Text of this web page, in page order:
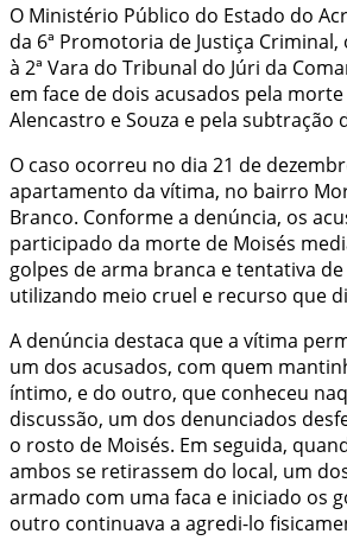
O Ministério Público do Estado do
da 6ª Promotoria de Justiça
à 2ª Vara do Tribunal do Júri da
em face de dois acusados pela
Alencastro e Souza e pela subtração
O caso ocorreu no dia 21 de
apartamento da vítima, no bairro
Branco. Conforme a denúncia, os
participado da morte de Moisés
golpes de arma branca e tentativa
utilizando meio cruel e recurso que
A denúncia destaca que a vítima
um dos acusados, com quem
íntimo, e do outro, que conheceu
discussão, um dos denunciados
o rosto de Moisés. Em seguida,
ambos se retirassem do local, um
armado com uma faca e iniciado os
outro continuava a agredi-lo